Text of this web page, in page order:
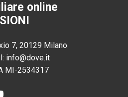
online
7, 20129 Milano
info@dove.it
MI-2534317